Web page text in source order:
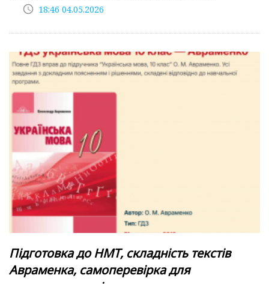
access_time 18:46 04.05.2026
Підготовка до НМТ, складність текстів
Авраменка, самоперевірка для